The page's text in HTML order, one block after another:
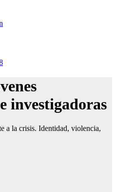
investigadoras
a la crisis. Identidad, violencia,